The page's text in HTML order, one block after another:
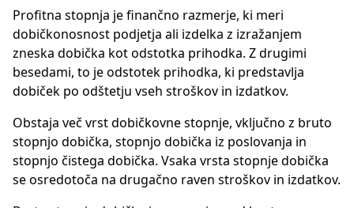
Profitna stopnja je finančno razmerje, ki meri
dobičkonosnost podjetja ali izdelka z izražanjem
zneska dobička kot odstotka prihodka. Z drugimi
besedami, to je odstotek prihodka, ki predstavlja
dobiček po odštetju vseh stroškov in izdatkov.
Obstaja več vrst dobičkovne stopnje, vključno z bruto
stopnjo dobička, stopnjo dobička iz poslovanja in
stopnjo čistega dobička. Vsaka vrsta stopnje dobička
se osredotoča na drugačno raven stroškov in izdatkov.